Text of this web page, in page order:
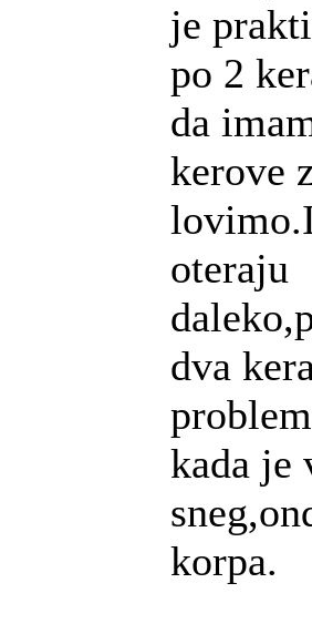
je
po 2
da
kerove
oteraju
dva
kada je
korpa.